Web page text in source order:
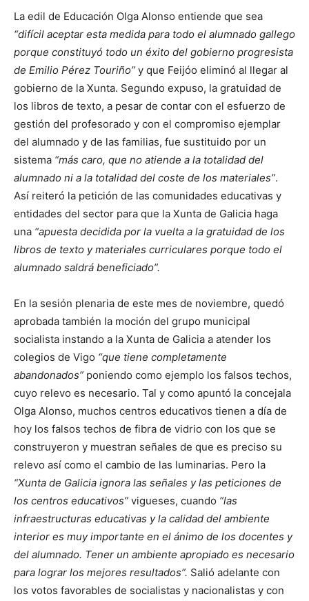
La edil de Educación Olga Alonso entiende que sea
“difícil aceptar esta medida para todo el alumnado gallego
porque constituyó todo un éxito del gobierno progresista
de Emilio Pérez Touriño” y que Feijóo eliminó al llegar al
gobierno de la Xunta. Segundo expuso, la gratuidad de
los libros de texto, a pesar de contar con el esfuerzo de
gestión del profesorado y con el compromiso ejemplar
del alumnado y de las familias, fue sustituido por un
sistema “más caro, que no atiende a la totalidad del
alumnado ni a la totalidad del coste de los materiales”.
Así reiteró la petición de las comunidades educativas y
entidades del sector para que la Xunta de Galicia haga
una “apuesta decidida por la vuelta a la gratuidad de los
libros de texto y materiales curriculares porque todo el
alumnado saldrá beneficiado”.
En la sesión plenaria de este mes de noviembre, quedó
aprobada también la moción del grupo municipal
socialista instando a la Xunta de Galicia a atender los
colegios de Vigo “que tiene completamente
abandonados” poniendo como ejemplo los falsos techos,
cuyo relevo es necesario. Tal y como apuntó la concejala
Olga Alonso, muchos centros educativos tienen a día de
hoy los falsos techos de fibra de vidrio con los que se
construyeron y muestran señales de que es preciso su
relevo así como el cambio de las luminarias. Pero la
“Xunta de Galicia ignora las señales y las peticiones de
los centros educativos” vigueses, cuando “las
infraestructuras educativas y la calidad del ambiente
interior es muy importante en el ánimo de los docentes y
del alumnado. Tener un ambiente apropiado es necesario
para lograr los mejores resultados”. Salió adelante con
los votos favorables de socialistas y nacionalistas y con